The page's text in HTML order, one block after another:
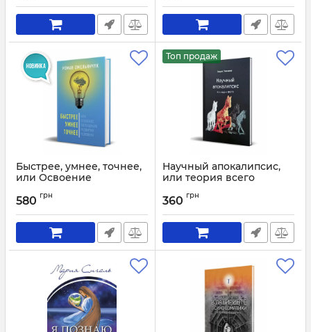
Быстрее, умнее, точнее,
или Освоение
человека
Артикул: 1988
580 грн
Топ продаж
Научный апокалипсис,
или теория всего
360 грн